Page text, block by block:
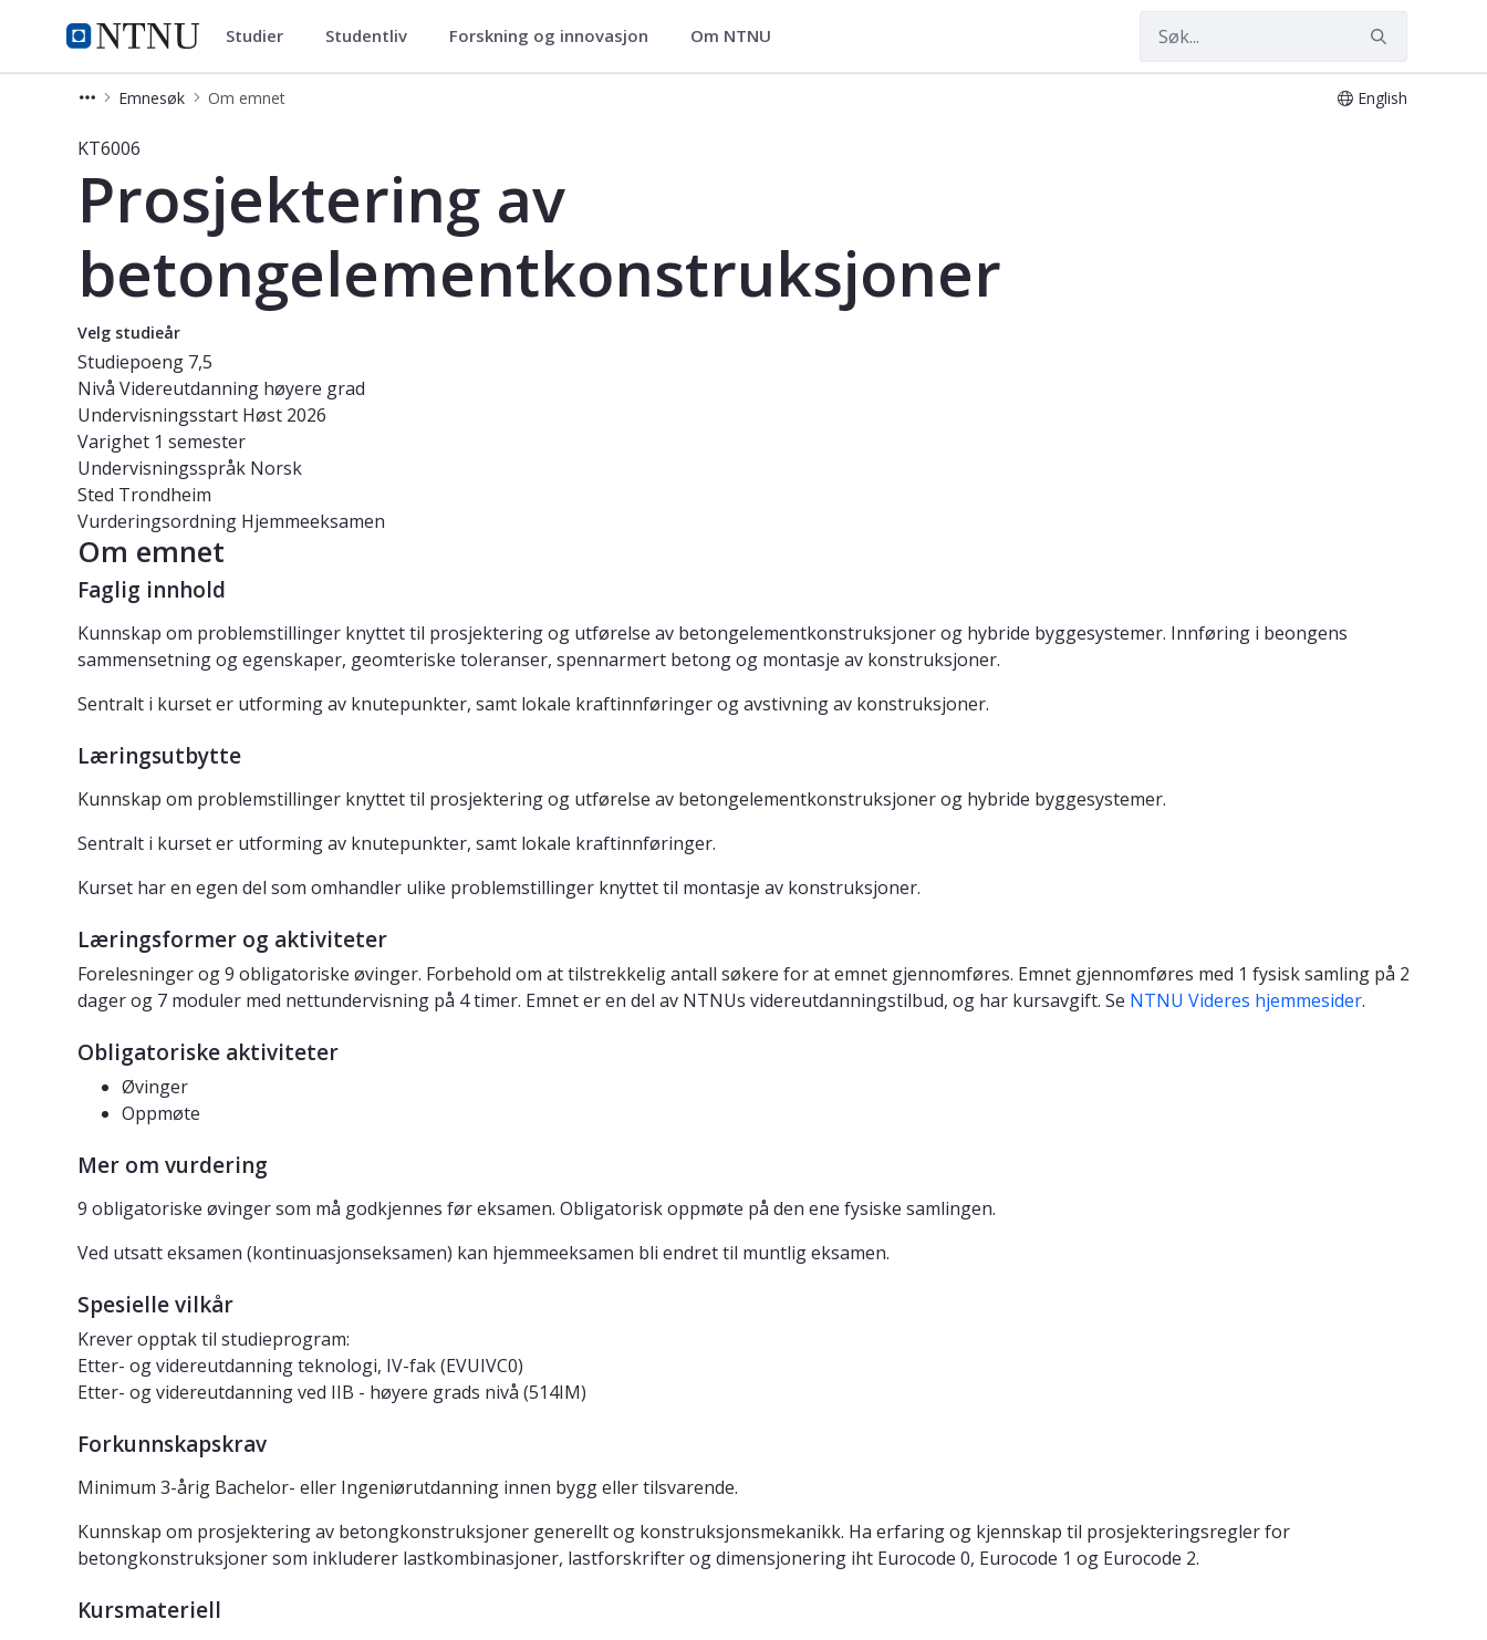
NTNU Hjemmeside
Studier Studier Studentliv Forskning og innovasjon Om NTNU
Emnesøk Om emnet English
Emne - Prosjektering av betongelementkonstruksjoner - KT6006
KT6006
Prosjektering av
betongelementkonstruksjoner
Velg studieår
Studiepoeng 7,5
Nivå Videreutdanning høyere grad
Undervisningsstart Høst 2026
Varighet 1 semester
Undervisningsspråk Norsk
Sted Trondheim
Vurderingsordning Hjemmeeksamen
Om emnet
Faglig innhold
Kunnskap om problemstillinger knyttet til prosjektering og utførelse av betongelementkonstruksjoner og hybride byggesystemer. Innføring i beongens
sammensetning og egenskaper, geomteriske toleranser, spennarmert betong og montasje av konstruksjoner.
Sentralt i kurset er utforming av knutepunkter, samt lokale kraftinnføringer og avstivning av konstruksjoner.
Læringsutbytte
Kunnskap om problemstillinger knyttet til prosjektering og utførelse av betongelementkonstruksjoner og hybride byggesystemer.
Sentralt i kurset er utforming av knutepunkter, samt lokale kraftinnføringer.
Kurset har en egen del som omhandler ulike problemstillinger knyttet til montasje av konstruksjoner.
Læringsformer og aktiviteter
Forelesninger og 9 obligatoriske øvinger. Forbehold om at tilstrekkelig antall søkere for at emnet gjennomføres. Emnet gjennomføres med 1 fysisk samling på 2
dager og 7 moduler med nettundervisning på 4 timer. Emnet er en del av NTNUs videreutdanningstilbud, og har kursavgift. Se NTNU Videres hjemmesider.
Obligatoriske aktiviteter
Øvinger
Oppmøte
Mer om vurdering
9 obligatoriske øvinger som må godkjennes før eksamen. Obligatorisk oppmøte på den ene fysiske samlingen.
Ved utsatt eksamen (kontinuasjonseksamen) kan hjemmeeksamen bli endret til muntlig eksamen.
Spesielle vilkår
Krever opptak til studieprogram:
Etter- og videreutdanning teknologi, IV-fak (EVUIVC0)
Etter- og videreutdanning ved IIB - høyere grads nivå (514IM)
Forkunnskapskrav
Minimum 3-årig Bachelor- eller Ingeniørutdanning innen bygg eller tilsvarende.
Kunnskap om prosjektering av betongkonstruksjoner generellt og konstruksjonsmekanikk. Ha erfaring og kjennskap til prosjekteringsregler for
betongkonstruksjoner som inkluderer lastkombinasjoner, lastforskrifter og dimensjonering iht Eurocode 0, Eurocode 1 og Eurocode 2.
Kursmateriell